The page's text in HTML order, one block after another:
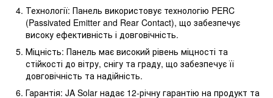
Технології: Панель використовує технологію PERC
(Passivated Emitter and Rear Contact), що забезпечує
високу ефективність і довговічність.
Міцність: Панель має високий рівень міцності та
стійкості до вітру, снігу та граду, що забезпечує її
довговічність та надійність.
Гарантія: JA Solar надає 12-річну гарантію на продукт та